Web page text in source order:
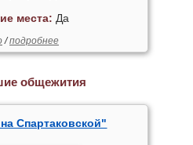
места: Да
/подробнее
общежития
Спартаковской"